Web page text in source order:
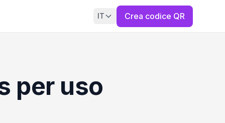
IT Crea codice QR
per uso